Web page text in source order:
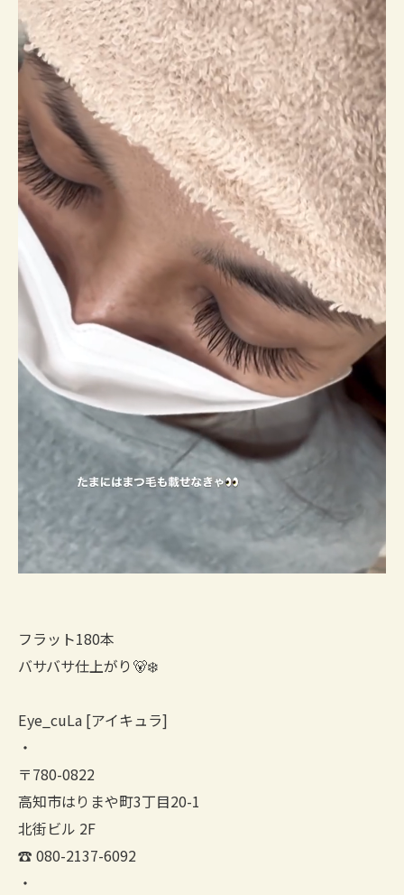
フラット180本
バサバサ仕上がり🐻‍❄️
Eye_cuLa [アイキュラ]
・
〒780-0822
高知市はりまや町3丁目20-1
北街ビル 2F
☎︎ 080-2137-6092
・